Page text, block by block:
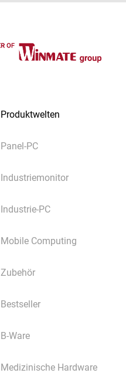
Produktwelten
Panel-PC
Industriemonitor
Industrie-PC
Mobile Computing
Zubehör
Bestseller
B-Ware
Medizinische Hardware